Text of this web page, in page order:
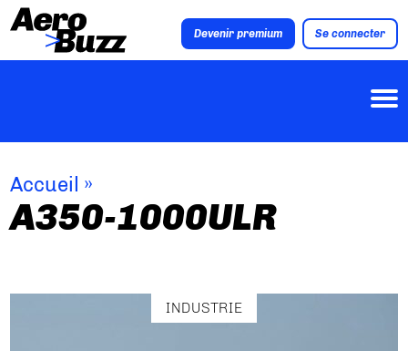
Devenir premium Se connecter
Accueil »
A350-1000ULR
INDUSTRIE